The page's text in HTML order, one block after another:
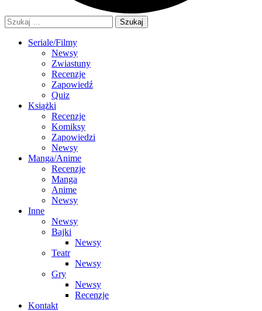
Szukaj:
Seriale/Filmy
Newsy
Zwiastuny
Recenzje
Zapowiedź
Quiz
Książki
Recenzje
Komiksy
Zapowiedzi
Newsy
Manga/Anime
Recenzje
Manga
Anime
Newsy
Inne
Newsy
Bajki
Newsy
Teatr
Newsy
Gry
Newsy
Recenzje
Kontakt